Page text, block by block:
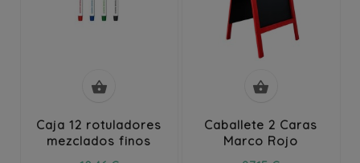

Caja 12 rotuladores
mezclados finos

Caballete 2 Caras
Marco Rojo